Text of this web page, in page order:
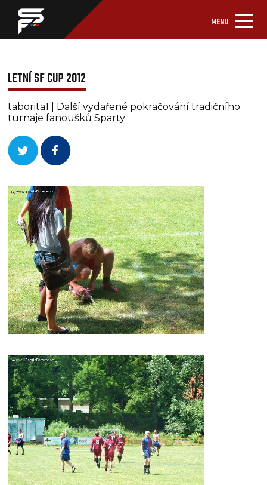
MENU
LETNÍ SF CUP 2012
taborita1 | Další vydařené pokračování tradičního
turnaje fanoušků Sparty